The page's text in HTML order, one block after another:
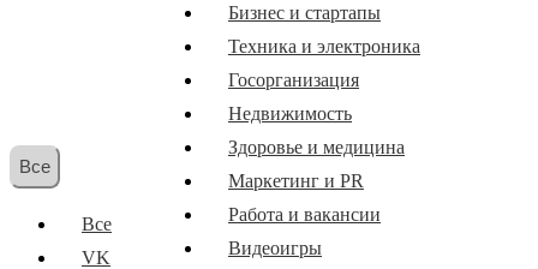
Все
Все
VK
Бизнес и стартапы
Техника и электроника
Госорганизация
Недвижимость
Здоровье и медицина
Маркетинг и PR
Работа и вакансии
Видеоигры